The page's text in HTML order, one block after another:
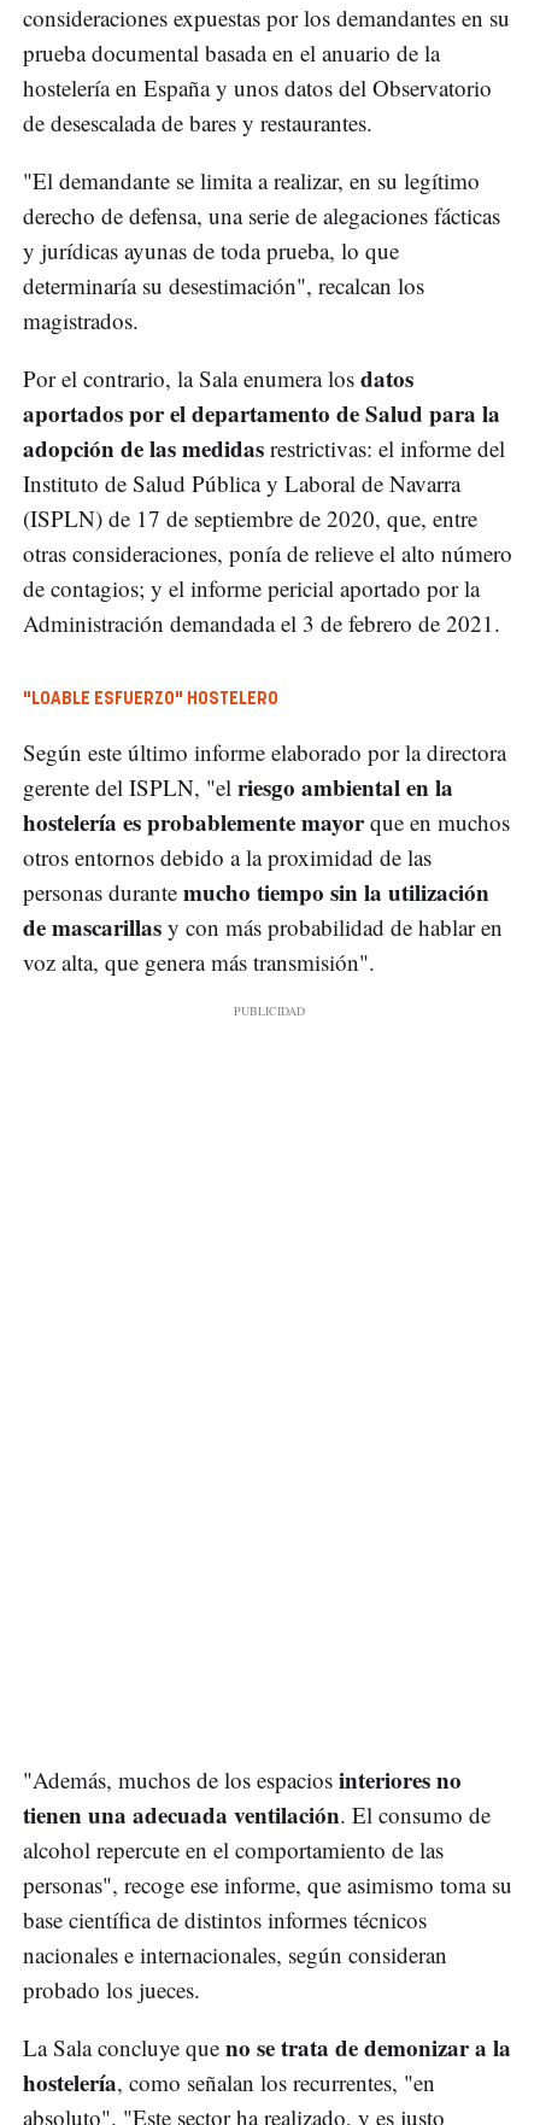
consideraciones expuestas por los demandantes en su
prueba documental basada en el anuario de la
hostelería en España y unos datos del Observatorio
de desescalada de bares y restaurantes.
"El demandante se limita a realizar, en su legítimo
derecho de defensa, una serie de alegaciones fácticas
y jurídicas ayunas de toda prueba, lo que
determinaría su desestimación", recalcan los
magistrados.
Por el contrario, la Sala enumera los datos
aportados por el departamento de Salud para la
adopción de las medidas restrictivas: el informe del
Instituto de Salud Pública y Laboral de Navarra
(ISPLN) de 17 de septiembre de 2020, que, entre
otras consideraciones, ponía de relieve el alto número
de contagios; y el informe pericial aportado por la
Administración demandada el 3 de febrero de 2021.
"LOABLE ESFUERZO" HOSTELERO
Según este último informe elaborado por la directora
gerente del ISPLN, "el riesgo ambiental en la
hostelería es probablemente mayorque en muchos
otros entornos debido a la proximidad de las
personas durante mucho tiempo sin la utilización
de mascarillas y con más probabilidad de hablar en
voz alta, que genera más transmisión".
"Además, muchos de los espacios interiores no
tienen una adecuada ventilación. El consumo de
alcohol repercute en el comportamiento de las
personas", recoge ese informe, que asimismo toma su
base científica de distintos informes técnicos
nacionales e internacionales, según consideran
probado los jueces.
La Sala concluye que no se trata de demonizar a la
hostelería, como señalan los recurrentes, "en
absoluto". "Este sector ha realizado, y es justo